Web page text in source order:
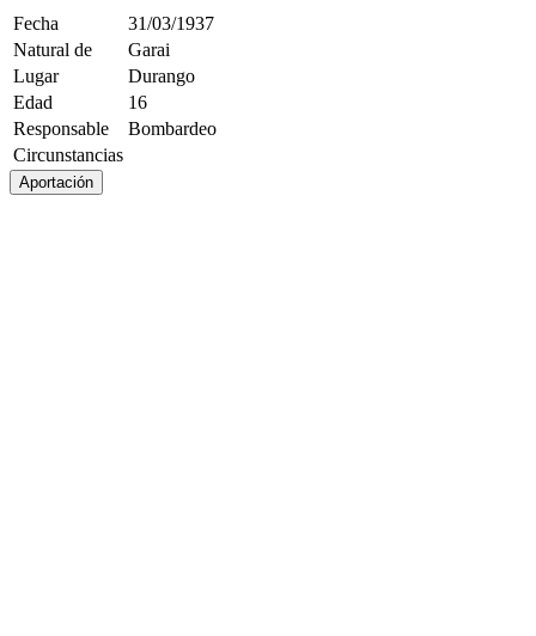
Fecha
31/03/1937
Natural de
Garai
Lugar
Durango
Edad
16
Responsable
Bombardeo
Circunstancias